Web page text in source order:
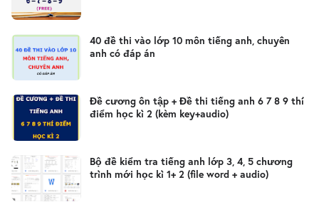
40 đề thi vào lớp 10 môn tiếng anh, chuyên
anh có đáp án
Đề cương ôn tập + Đề thi tiếng anh 6 7 8 9 thí
điểm học kì 2 (kèm key+audio)
Bộ đề kiểm tra tiếng anh lớp 3, 4, 5 chương
trình mới học kì 1+ 2 (file word + audio)